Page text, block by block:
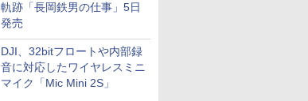
軌跡「長岡鉄男の仕事」5日
発売
DJI、32bitフロートや内部録
音に対応したワイヤレスミニ
マイク「Mic Mini 2S」